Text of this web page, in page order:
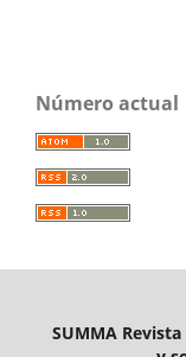
Número actual
SUMMA